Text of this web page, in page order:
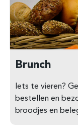
Brunch
Iets te vieren?
bestellen en
broodjes en